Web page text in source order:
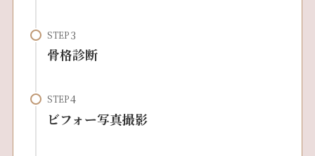
STEP
骨格診断
STEP
ビフォー写真撮影